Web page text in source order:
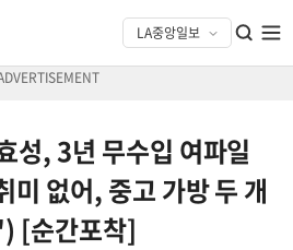
성, 3년 무수입 여파일
없어, 중고 가방 두 개
[순간포착]